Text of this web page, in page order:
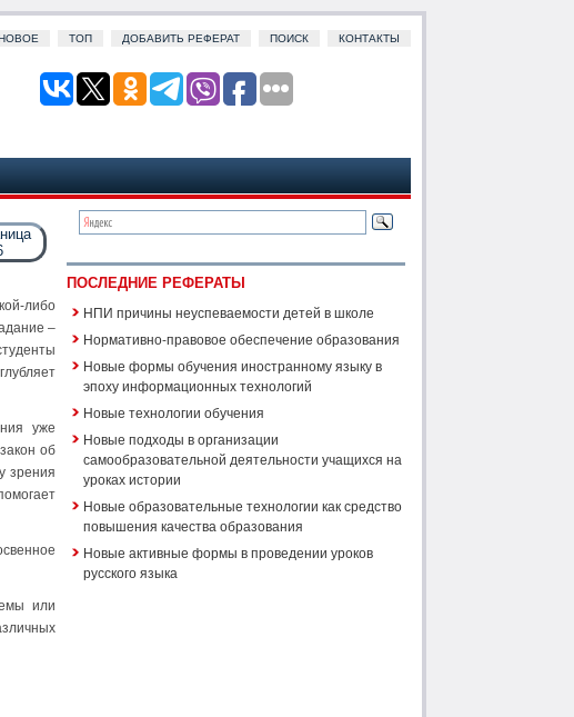
ТОП ДОБАВИТЬ РЕФЕРАТ ПОИСК КОНТАКТЫ
либо
–
уже
об
зрения
или
ПОСЛЕДНИЕ РЕФЕРАТЫ
НПИ причины неуспеваемости детей в школе
Нормативно-правовое обеспечение образования
Новые формы обучения иностранному языку в
эпоху информационных технологий
Новые технологии обучения
Новые подходы в организации
самообразовательной деятельности учащихся на
уроках истории
Новые образовательные технологии как средство
повышения качества образования
Новые активные формы в проведении уроков
русского языка